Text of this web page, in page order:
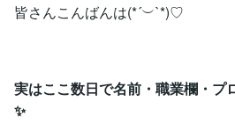
皆さんこんばんは(*´︶`*)♡
実はここ数日で名前・職業欄・プ
✨